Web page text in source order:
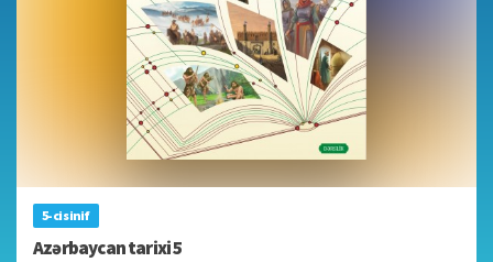
5-ci sinif
Azərbaycan tarixi 5